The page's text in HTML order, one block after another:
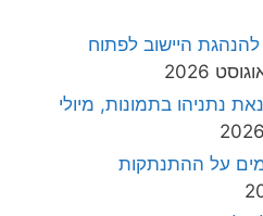
היישוב לפתוח
נתניהו בתמונות, מיולי
על ההתנתקות